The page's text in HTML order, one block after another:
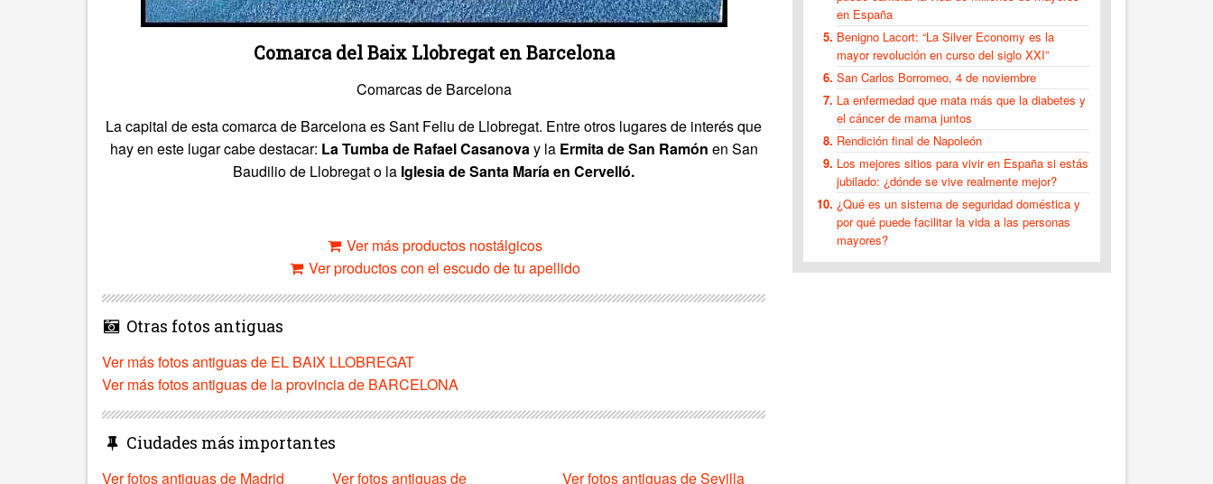
Comarca del Baix Llobregat en Barcelona
Comarcas de Barcelona
La capital de esta comarca de Barcelona es Sant Feliu de Llobregat. Entre otros lugares de interés que
hay en este lugar cabe destacar: La Tumba de Rafael Casanovay la Ermita de San Ramón en San
Baudilio de Llobregat o la Iglesia de Santa María en Cervelló.
Ver más productos nostálgicos
Ver productos con el escudo de tu apellido
Otras fotos antiguas
Ver más fotos antiguas de EL BAIX LLOBREGAT
Ver más fotos antiguas de la provincia de BARCELONA
Ciudades más importantes
Ver fotos antiguas de Madrid
Ver fotos antiguas de Ver fotos antiguas de Sevilla
en España
Benigno Lacort: “La Silver Economy es la
mayor revolución en curso del siglo XXI”
San Carlos Borromeo, 4 de noviembre
La enfermedad que mata más que la diabetes y
el cáncer de mama juntos
Rendición final de Napoleón
Los mejores sitios para vivir en España si estás
jubilado: ¿dónde se vive realmente mejor?
¿Qué es un sistema de seguridad doméstica y
por qué puede facilitar la vida a las personas
mayores?